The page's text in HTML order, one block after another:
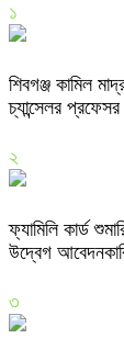
১
শিবগঞ্জ কামিল
চ্যান্সেলর
২
ফ্যামিলি কার্ড
উদ্বেগ
৩